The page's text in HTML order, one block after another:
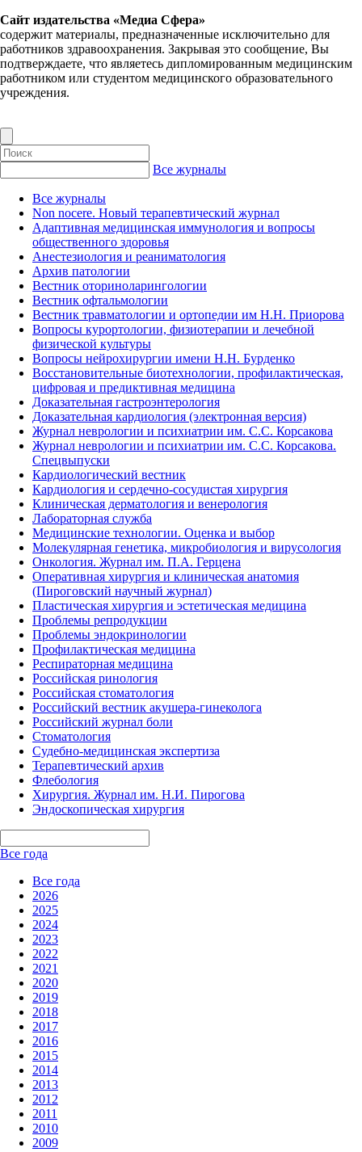
Сайт издательства «Медиа Сфера»
содержит материалы, предназначенные исключительно для
работников здравоохранения. Закрывая это сообщение, Вы
подтверждаете, что являетесь дипломированным медицинским
работником или студентом медицинского образовательного
учреждения.
Все журналы
Все журналы
Non nocere. Новый терапевтический журнал
Адаптивная медицинская иммунология и вопросы
общественного здоровья
Анестезиология и реаниматология
Архив патологии
Вестник оториноларингологии
Вестник офтальмологии
Вестник травматологии и ортопедии им Н.Н. Приорова
Вопросы курортологии, физиотерапии и лечебной
физической культуры
Вопросы нейрохирургии имени Н.Н. Бурденко
Восстановительные биотехнологии, профилактическая,
цифровая и предиктивная медицина
Доказательная гастроэнтерология
Доказательная кардиология (электронная версия)
Журнал неврологии и психиатрии им. С.С. Корсакова
Журнал неврологии и психиатрии им. С.С. Корсакова.
Спецвыпуски
Кардиологический вестник
Кардиология и сердечно-сосудистая хирургия
Клиническая дерматология и венерология
Лабораторная служба
Медицинские технологии. Оценка и выбор
Молекулярная генетика, микробиология и вирусология
Онкология. Журнал им. П.А. Герцена
Оперативная хирургия и клиническая анатомия
(Пироговский научный журнал)
Пластическая хирургия и эстетическая медицина
Проблемы репродукции
Проблемы эндокринологии
Профилактическая медицина
Респираторная медицина
Российская ринология
Российская стоматология
Российский вестник акушера-гинеколога
Российский журнал боли
Стоматология
Судебно-медицинская экспертиза
Терапевтический архив
Флебология
Хирургия. Журнал им. Н.И. Пирогова
Эндоскопическая хирургия
Все года
Все года
2026
2025
2024
2023
2022
2021
2020
2019
2018
2017
2016
2015
2014
2013
2012
2011
2010
2009